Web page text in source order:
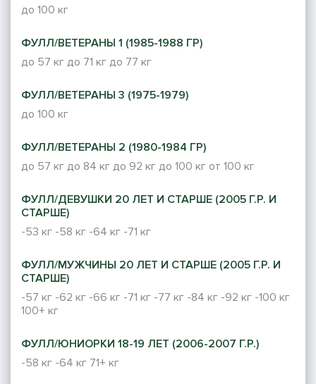
до 100 кг
ФУЛЛ/ВЕТЕРАНЫ 1 (1985-1988 ГР)
до 57 кг до 71 кг до 77 кг
ФУЛЛ/ВЕТЕРАНЫ 3 (1975-1979)
до 100 кг
ФУЛЛ/ВЕТЕРАНЫ 2 (1980-1984 ГР)
до 57 кг до 84 кг до 92 кг до 100 кг от 100 кг
ФУЛЛ/ДЕВУШКИ 20 ЛЕТ И СТАРШЕ (2005 Г.Р. И
СТАРШЕ)
-53 кг -58 кг -64 кг -71 кг
ФУЛЛ/МУЖЧИНЫ 20 ЛЕТ И СТАРШЕ (2005 Г.Р. И
СТАРШЕ)
-57 кг -62 кг -66 кг -71 кг -77 кг -84 кг -92 кг -100 кг
100+ кг
ФУЛЛ/ЮНИОРКИ 18-19 ЛЕТ (2006-2007 Г.Р.)
-58 кг -64 кг 71+ кг